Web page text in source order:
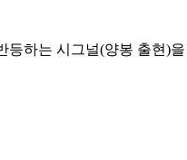
하는 시그널(양봉 출현)